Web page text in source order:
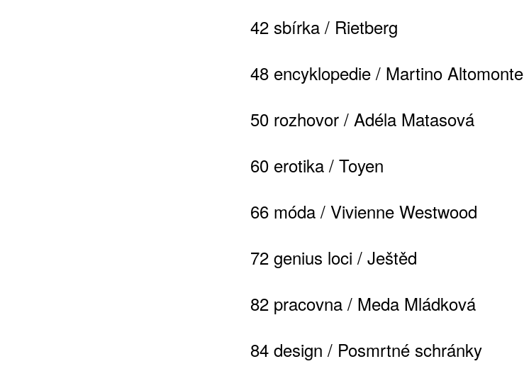
42 sbírka / Rietberg
48 encyklopedie / Martino Altomonte
50 rozhovor / Adéla Matasová
60 erotika / Toyen
66 móda / Vivienne Westwood
72 genius loci / Ještěd
82 pracovna / Meda Mládková
84 design / Posmrtné schránky